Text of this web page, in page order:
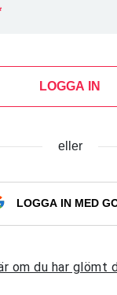
LOGGA IN
eller
LOGGA IN MED
om du har glömt